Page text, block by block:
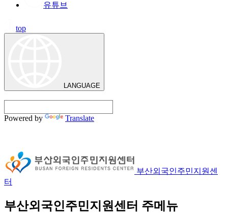
유튜브
top
LANGUAGE
Powered by Translate
부산외국인주민지원센
터
부산외국인주민지원센터 주메뉴